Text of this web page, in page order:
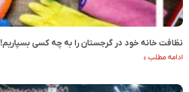
نظافت خانه خود در گرجستان را به چه کسی بسپاریم!
ادامه مطلب »